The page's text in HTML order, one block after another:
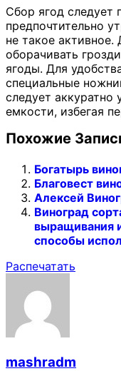
Сбор ягод следует
предпочтительно
не такое
оборачивать
ягоды. Для
специальные
следует аккуратно
емкости, избегая
Похожие
Богатырь
Благовест
Алексей
Виноград
выращивания
способы
Распечатать
mashradm